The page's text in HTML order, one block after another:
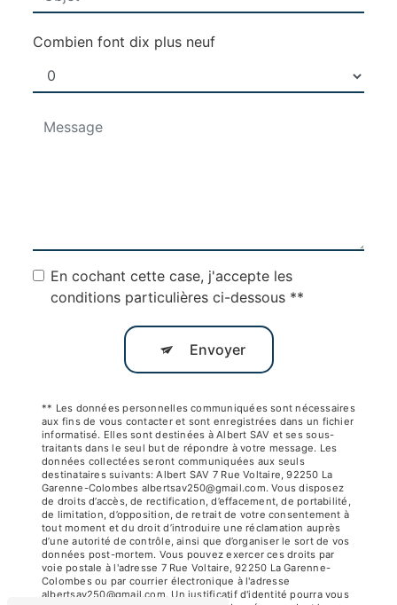
Combien font dix plus neuf
En cochant cette case, j'accepte les
conditions particulières ci-dessous **
Envoyer
** Les données personnelles communiquées sont nécessaires
aux fins de vous contacter et sont enregistrées dans un fichier
informatisé. Elles sont destinées à Albert SAV et ses sous-
traitants dans le seul but de répondre à votre message. Les
données collectées seront communiquées aux seuls
destinataires suivants: Albert SAV 7 Rue Voltaire, 92250 La
Garenne-Colombes albertsav250@gmail.com. Vous disposez
de droits d’accès, de rectification, d’effacement, de portabilité,
de limitation, d’opposition, de retrait de votre consentement à
tout moment et du droit d’introduire une réclamation auprès
d’une autorité de contrôle, ainsi que d’organiser le sort de vos
données post-mortem. Vous pouvez exercer ces droits par
voie postale à l'adresse 7 Rue Voltaire, 92250 La Garenne-
Colombes ou par courrier électronique à l'adresse
albertsav250@gmail.com. Un justificatif d'identité pourra vous